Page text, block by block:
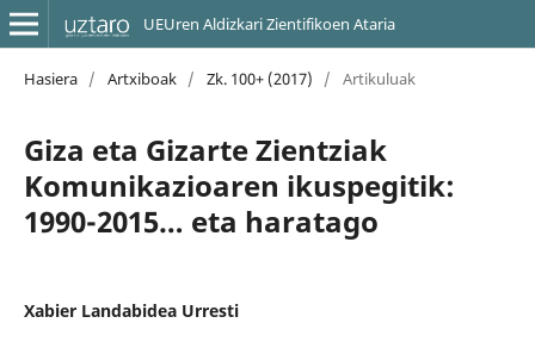
UEUren Aldizkari Zientifikoen Ataria
Hasiera / Artxiboak / Zk. 100+ (2017) / Artikuluak
Giza eta Gizarte Zientziak
Komunikazioaren ikuspegitik:
1990-2015… eta haratago
Xabier Landabidea Urresti